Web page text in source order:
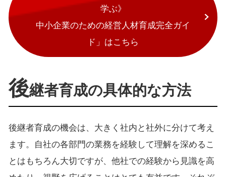
学ぶ》
中小企業のための経営人材育成完全ガイ
ド」はこちら
後継者育成の具体的な方法
後継者育成の機会は、大きく社内と社外に分けて考え
ます。自社の各部門の業務を経験して理解を深めるこ
とはもちろん大切ですが、他社での経験から見識を高